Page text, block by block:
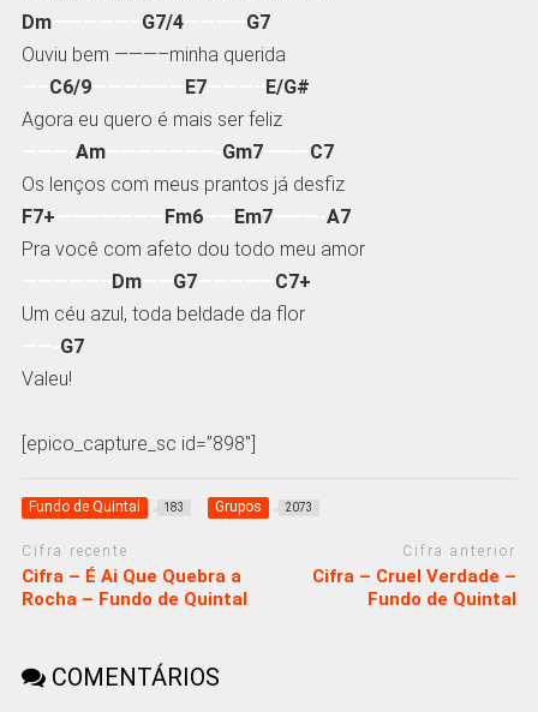
Dm—————– G7/4———— G7
Ouviu bem ———–minha querida
C6/9—————— E7———– E/G#
Agora eu quero é mais ser feliz
Am———————- Gm7——— C7
Os lenços com meus prantos já desfiz
F7+
Fm6—— Em7———- A7
Pra você com afeto dou todo meu amor
Dm—— G7————— C7+
Um céu azul, toda beldade da flor
G7
Valeu!
[epico_capture_sc id=”898″]
Fundo de Quintal 183 Grupos 2073
Cifra recente
Cifra – É Ai Que Quebra a
Rocha – Fundo de Quintal
Cifra anterior
Cifra – Cruel Verdade –
Fundo de Quintal
COMENTÁRIOS